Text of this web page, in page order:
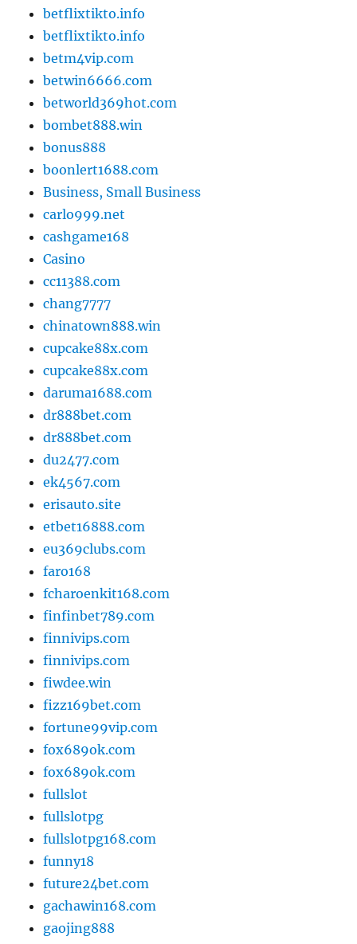
betflixtikto.info
betflixtikto.info
betm4vip.com
betwin6666.com
betworld369hot.com
bombet888.win
bonus888
boonlert1688.com
Business, Small Business
carlo999.net
cashgame168
Casino
cc11388.com
chang7777
chinatown888.win
cupcake88x.com
cupcake88x.com
daruma1688.com
dr888bet.com
dr888bet.com
du2477.com
ek4567.com
erisauto.site
etbet16888.com
eu369clubs.com
faro168
fcharoenkit168.com
finfinbet789.com
finnivips.com
finnivips.com
fiwdee.win
fizz169bet.com
fortune99vip.com
fox689ok.com
fox689ok.com
fullslot
fullslotpg
fullslotpg168.com
funny18
future24bet.com
gachawin168.com
gaojing888